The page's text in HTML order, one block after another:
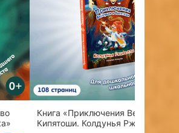
Книга «Приключения Веснушки и
Кипятоши. Колдунья Ржавелла»